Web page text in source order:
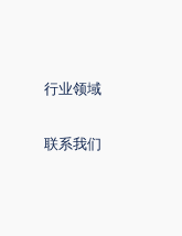
行业领域
联系我们